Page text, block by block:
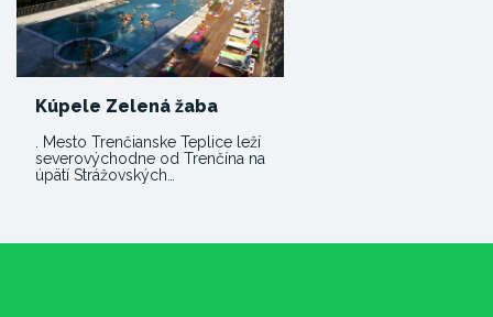
Kúpele Zelená žaba
. Mesto Trenčianske Teplice leží
severovýchodne od Trenčína na
úpätí Strážovských…